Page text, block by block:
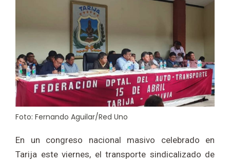
Foto: Fernando Aguilar/Red Uno
En un congreso nacional masivo celebrado en
Tarija este viernes, el transporte sindicalizado de